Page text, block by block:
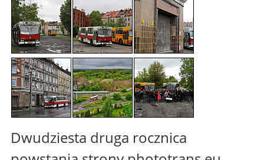
Dwudziesta druga rocznica